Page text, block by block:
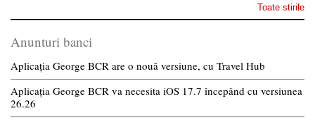
Toate stirile
Anunturi banci
Aplicația George BCR are o nouă versiune, cu Travel Hub
Aplicația George BCR va necesita iOS 17.7 începând cu versiunea
26.26